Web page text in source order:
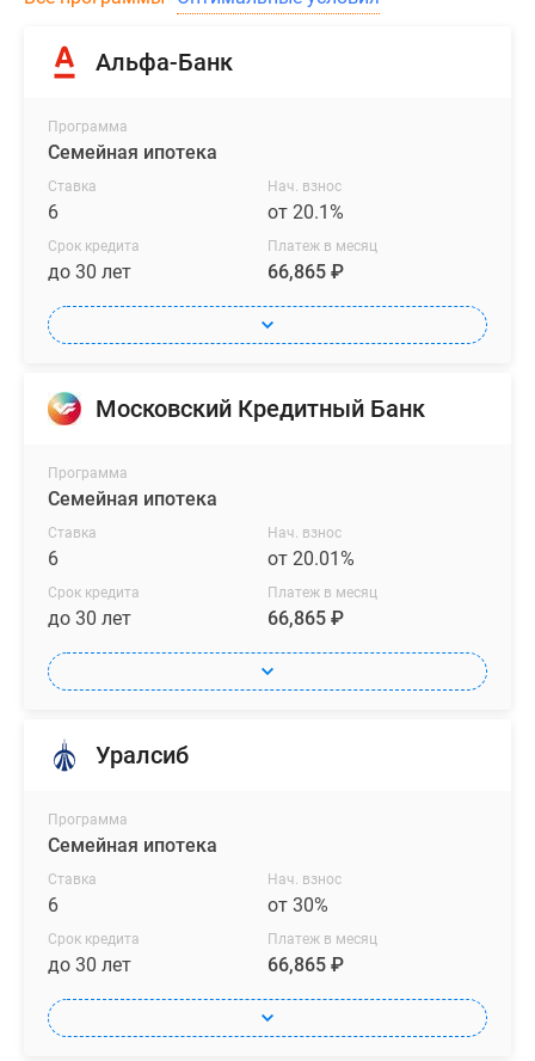
Альфа-Банк
Программа
Семейная ипотека
Ставка
6
Нач. взнос
от 20.1%
Срок кредита
до 30 лет
Платеж в месяц
66,865 ₽
Московский Кредитный Банк
Программа
Семейная ипотека
Ставка
6
Нач. взнос
от 20.01%
Срок кредита
до 30 лет
Платеж в месяц
66,865 ₽
Уралсиб
Программа
Семейная ипотека
Ставка
6
Нач. взнос
от 30%
Срок кредита
до 30 лет
Платеж в месяц
66,865 ₽